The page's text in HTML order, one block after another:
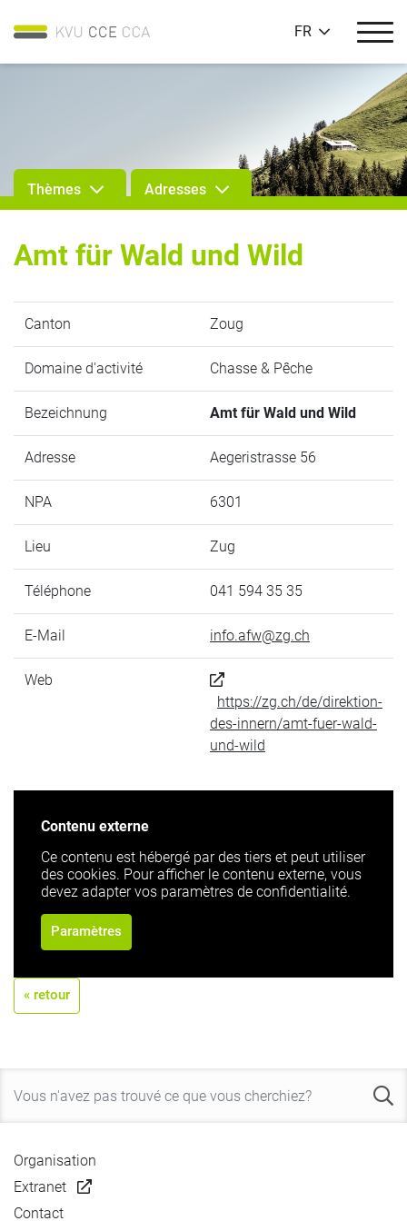
FR
Thèmes Adresses
Amt für Wald und Wild
Canton Zoug
Domaine d'activité Chasse & Pêche
Bezeichnung Amt für Wald und Wild
Adresse Aegeristrasse 56
NPA 6301
Lieu Zug
Téléphone 041 594 35 35
E-Mail info.afw@zg.ch
Web
https://zg.ch/de/direktion-
des-innern/amt-fuer-wald-
und-wild
Contenu externe
Ce contenu est hébergé par des tiers et peut utiliser
des cookies. Pour afficher le contenu externe, vous
devez adapter vos paramètres de confidentialité.
Paramètres
« retour
Organisation
Extranet
Contact